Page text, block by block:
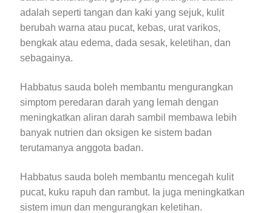
adalah seperti tangan dan kaki yang sejuk, kulit
berubah warna atau pucat, kebas, urat varikos,
bengkak atau edema, dada sesak, keletihan, dan
sebagainya.
Habbatus sauda boleh membantu mengurangkan
simptom peredaran darah yang lemah dengan
meningkatkan aliran darah sambil membawa lebih
banyak nutrien dan oksigen ke sistem badan
terutamanya anggota badan.
Habbatus sauda boleh membantu mencegah kulit
pucat, kuku rapuh dan rambut. Ia juga meningkatkan
sistem imun dan mengurangkan keletihan.